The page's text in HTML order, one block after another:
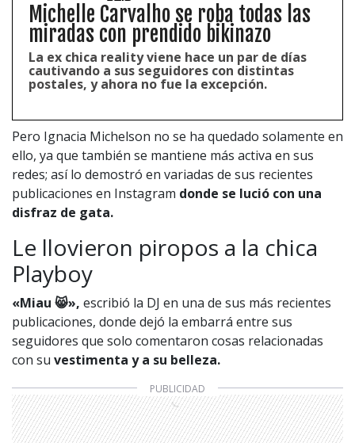
Michelle Carvalho se roba todas las
miradas con prendido bikinazo
La ex chica reality viene hace un par de días
cautivando a sus seguidores con distintas
postales, y ahora no fue la excepción.
Pero Ignacia Michelson no se ha quedado solamente en
ello, ya que también se mantiene más activa en sus
redes; así lo demostró en variadas de sus recientes
publicaciones en Instagram donde se lució con una
disfraz de gata.
Le llovieron piropos a la chica
Playboy
«Miau 😸», escribió la DJ en una de sus más recientes
publicaciones, donde dejó la embarrá entre sus
seguidores que solo comentaron cosas relacionadas
con su vestimenta y a su belleza.